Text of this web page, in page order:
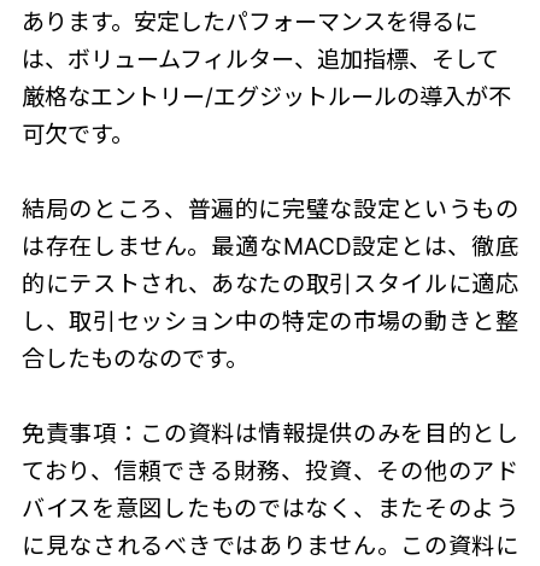
あります。安定したパフォーマンスを得るに
は、ボリュームフィルター、追加指標、そして
厳格なエントリー/エグジットルールの導入が不
可欠です。
結局のところ、普遍的に完璧な設定というもの
は存在しません。最適なMACD設定とは、徹底
的にテストされ、あなたの取引スタイルに適応
し、取引セッション中の特定の市場の動きと整
合したものなのです。
免責事項：この資料は情報提供のみを目的とし
ており、信頼できる財務、投資、その他のアド
バイスを意図したものではなく、またそのよう
に見なされるべきではありません。この資料に